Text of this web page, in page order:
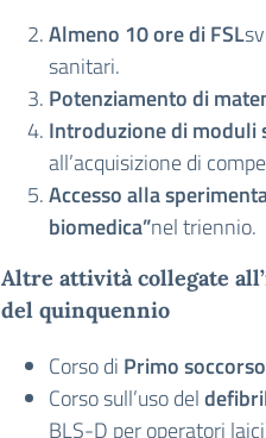
Almeno 10 ore di FSL
sanitari.
Potenziamento di
Introduzione di moduli
all’acquisizione di
Accesso alla
biomedica”nel triennio.
Altre attività collegate
del quinquennio
Corso di Primo soccorso
Corso sull’uso del
BLS-D per operatori